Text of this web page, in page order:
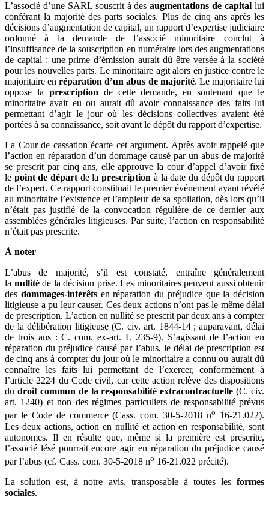
L’associé d’une SARL souscrit à desaugmentations de capital lui
conférant la majorité des parts sociales. Plus de cinq ans après les
décisions d’augmentation de capital, un rapport d’expertise judiciaire
ordonné à la demande de l’associé minoritaire conclut à
l’insuffisance de la souscription en numéraire lors des augmentations
de capital : une prime d’émission aurait dû être versée à la société
pour les nouvelles parts. Le minoritaire agit alors en justice contre le
majoritaire enréparation d’un abus de majorité. Le majoritaire lui
oppose la prescription de cette demande, en soutenant que le
minoritaire avait eu ou aurait dû avoir connaissance des faits lui
permettant d’agir le jour où les décisions collectives avaient été
portées à sa connaissance, soit avant le dépôt du rapport d’expertise.
La Cour de cassation écarte cet argument. Après avoir rappelé que
l’action en réparation d’un dommage causé par un abus de majorité
se prescrit par cinq ans, elle approuve la cour d’appel d’avoir fixé
le point de départ de laprescription à la date du dépôt du rapport
de l’expert. Ce rapport constituait le premier événement ayant révélé
au minoritaire l’existence et l’ampleur de sa spoliation, dès lors qu’il
n’était pas justifié de la convocation régulière de ce dernier aux
assemblées générales litigieuses. Par suite, l’action en responsabilité
n’était pas prescrite.
À noter
L’abus de majorité, s’il est constaté, entraîne généralement
la nullitéde la décision prise. Les minoritaires peuvent aussi obtenir
des dommages-intérêtsen réparation du préjudice que la décision
litigieuse a pu leur causer. Ces deux actions n’ont pas le même délai
de prescription. L’action en nullité se prescrit par deux ans à compter
de la délibération litigieuse (C. civ. art. 1844-14 ; auparavant, délai
de trois ans : C. com. ex-art. L 235-9). S’agissant de l’action en
réparation du préjudice causé par l’abus, le délai de prescription est
de cinq ans à compter du jour où le minoritaire a connu ou aurait dû
connaître les faits lui permettant de l’exercer, conformément à
l’article 2224 du Code civil, car cette action relève des dispositions
du droit commun de la responsabilité extracontractuelle (C. civ.
art. 1240) et non des régimes particuliers de responsabilité prévus
par le Code de commerce (Cass. com. 30-5-2018 no 16-21.022).
Les deux actions, action en nullité et action en responsabilité, sont
autonomes. Il en résulte que, même si la première est prescrite,
l’associé lésé pourrait encore agir en réparation du préjudice causé
par l’abus (cf. Cass. com. 30-5-2018 no 16-21.022 précité).
La solution est, à notre avis, transposable à toutes les formes
sociales.